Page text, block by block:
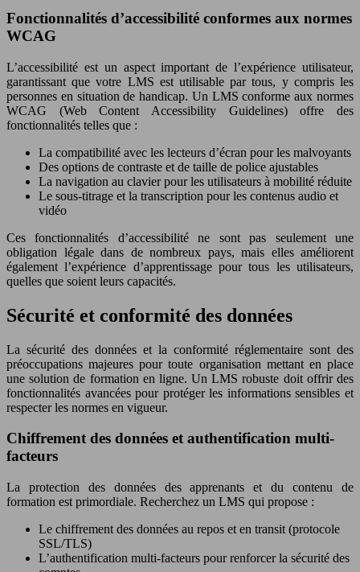
Fonctionnalités d’accessibilité conformes aux normes
WCAG
L’accessibilité est un aspect important de l’expérience utilisateur,
garantissant que votre LMS est utilisable par tous, y compris les
personnes en situation de handicap. Un LMS conforme aux normes
WCAG (Web Content Accessibility Guidelines) offre des
fonctionnalités telles que :
La compatibilité avec les lecteurs d’écran pour les malvoyants
Des options de contraste et de taille de police ajustables
La navigation au clavier pour les utilisateurs à mobilité réduite
Le sous-titrage et la transcription pour les contenus audio et
vidéo
Ces fonctionnalités d’accessibilité ne sont pas seulement une
obligation légale dans de nombreux pays, mais elles améliorent
également l’expérience d’apprentissage pour tous les utilisateurs,
quelles que soient leurs capacités.
Sécurité et conformité des données
La sécurité des données et la conformité réglementaire sont des
préoccupations majeures pour toute organisation mettant en place
une solution de formation en ligne. Un LMS robuste doit offrir des
fonctionnalités avancées pour protéger les informations sensibles et
respecter les normes en vigueur.
Chiffrement des données et authentification multi-
facteurs
La protection des données des apprenants et du contenu de
formation est primordiale. Recherchez un LMS qui propose :
Le chiffrement des données au repos et en transit (protocole
SSL/TLS)
L’authentification multi-facteurs pour renforcer la sécurité des